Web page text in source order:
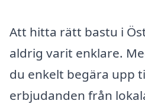
Att hitta rätt bastu i
aldrig varit enklare.
du enkelt begära upp
erbjudanden från